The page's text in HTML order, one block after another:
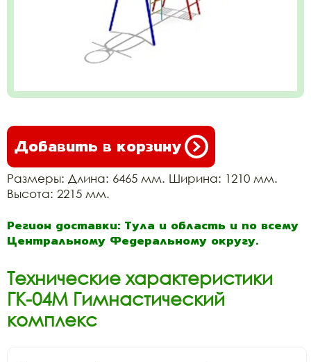
Добавить в корзину
Размеры: Длина: 6465 мм. Ширина: 1210 мм.
Высота: 2215 мм.
Регион доставки: Тула и область и по всему
Центральному Федеральному округу.
Технические характеристики
ГК-04М Гимнастический
комплекс